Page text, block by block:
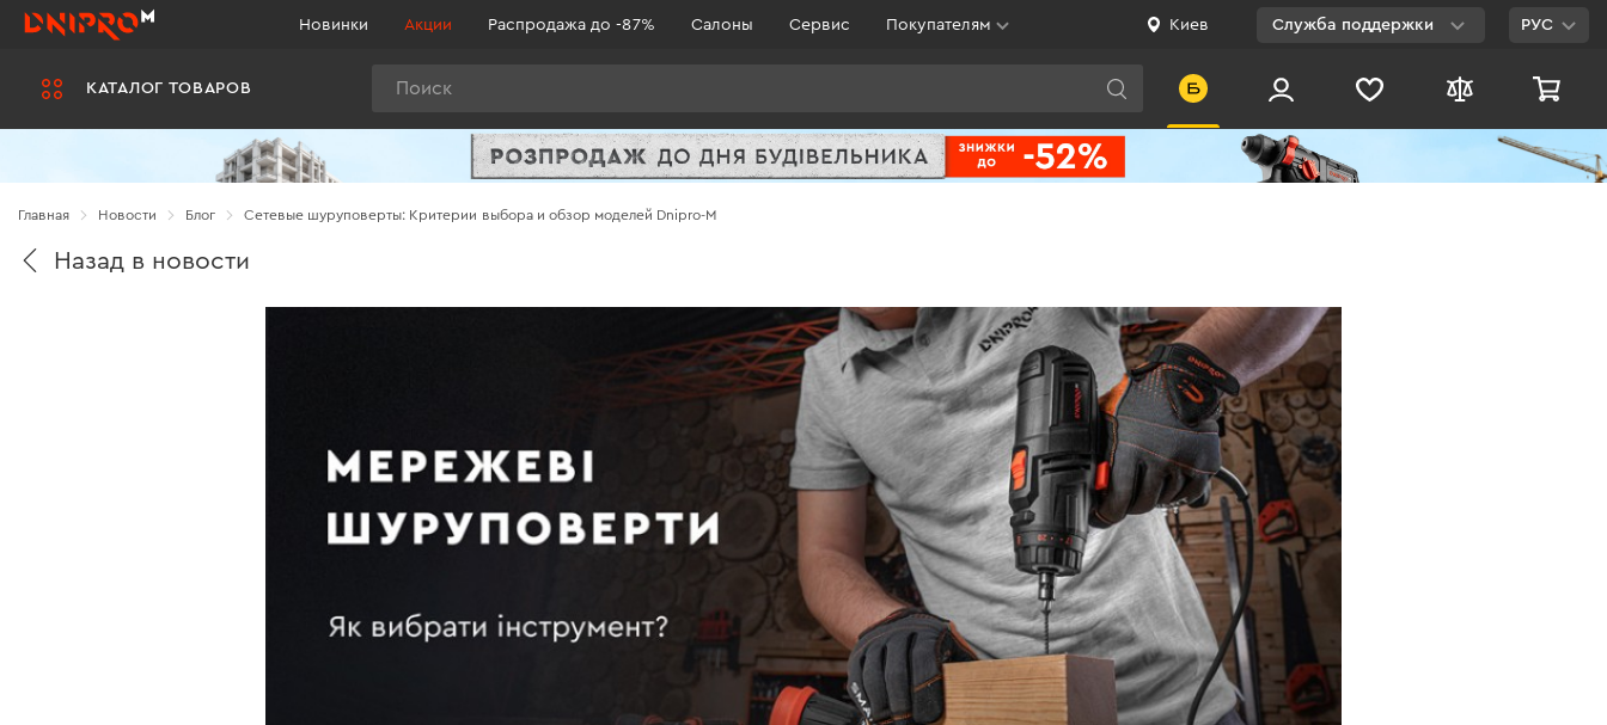
КАТАЛОГ ТОВАРОВ
Новинки Акции Распродажа до -87% Салоны Сервис Покупателям Киев Служба поддержки
Украине
РУС
Главная Новости Блог Сетевые шуруповерты: Критерии выбора и обзор моделей Dnipro-M
Назад в новости